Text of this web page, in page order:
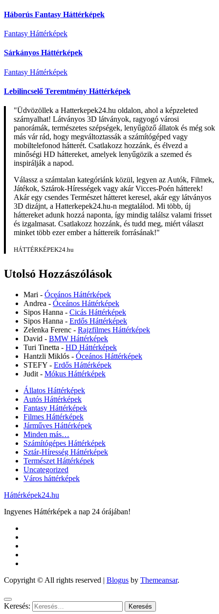
Háborús Fantasy Háttérképek
Fantasy Háttérképek
Sárkányos Háttérképek
Fantasy Háttérképek
Lebilincselő Teremtmény Háttérképek
"Üdvözöllek a Hatterkepek24.hu oldalon, ahol a képzeleted
szárnyalhat! Látványos 3D látványok, ragyogó városi
panorámák, természetes szépségek, lenyűgöző állatok és még sok
más vár rád, hogy megváltoztassák a számítógéped vagy
mobiltelefonod hátterét. Csatlakozz hozzánk, és élvezd a
minőségi HD háttereket, amelyek lenyűgözik a szemed és
inspirálják a napod.
Válassz a számtalan kategóriánk közül, legyen az Autók, Filmek,
Játékok, Sztárok-Hírességek vagy akár Vicces-Poén hátterek!
Akár egy csendes Természet hátteret keresel, akár egy látványos
3D dizájnt, a Hatterkepek24.hu-n megtalálod. Mi több, új
háttereket adunk hozzá naponta, így mindig találsz valami frisset
és izgalmasat. Csatlakozz hozzánk, és tudd meg, miért választ
minket több ezer ember a háttereik forrásának!"
HÁTTÉRKÉPEK24.hu
Utolsó Hozzászólások
Mari - Óceános Háttérképek
Andrea - Óceános Háttérképek
Sipos Hanna - Cicás Háttérképek
Sipos Hanna - Erdős Háttérképek
Zelenka Ferenc - Rajzfilmes Háttérképek
David - BMW Háttérképek
Turi Tinetta - HD Háttérképek
Hantzli Miklós - Óceános Háttérképek
STEFY - Erdős Háttérképek
Judit - Mókus Háttérképek
Állatos Háttérképek
Autós Háttérképek
Fantasy Háttérképek
Filmes Háttérképek
Járműves Háttérképek
Minden más…
Számítógépes Háttérképek
Sztár-Híresség Háttérképek
Természet Háttérképek
Uncategorized
Város háttérképek
Háttérképek24.hu
Ingyenes Háttérképek a nap 24 órájában!
Copyright © All rights reserved | Blogus by Themeansar.
Keresés: